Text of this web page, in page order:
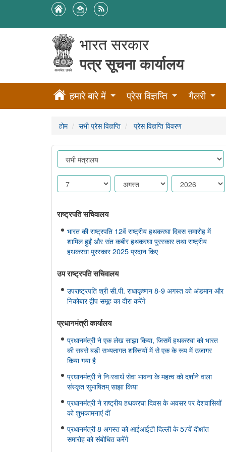
भारत सरकार
पत्र सूचना कार्यालय
हमारे बारे में प्रेस विज्ञप्ति गैलरी
होम सभी प्रेस विज्ञप्ति प्रेस विज्ञप्ति विवरण
राष्ट्रपति सचिवालय
भारत की राष्ट्रपति 12वें राष्ट्रीय हथकरघा दिवस समारोह में
शामिल हुईं और संत कबीर हथकरघा पुरस्कार तथा राष्ट्रीय
हथकरघा पुरस्कार 2025 प्रदान किए
उप राष्ट्रपति सचिवालय
उपराष्ट्रपति श्री सी.पी. राधाकृष्णन 8-9 अगस्त को अंडमान और
निकोबार द्वीप समूह का दौरा करेंगे
प्रधानमंत्री कार्यालय
प्रधानमंत्री ने एक लेख साझा किया, जिसमें हथकरघा को भारत
की सबसे बड़ी सभ्यतागत शक्तियों में से एक के रूप में उजागर
किया गया है
प्रधानमंत्री ने निःस्वार्थ सेवा भावना के महत्व को दर्शाने वाला
संस्कृत सुभाषितम् साझा किया
प्रधानमंत्री ने राष्ट्रीय हथकरघा दिवस के अवसर पर देशवासियों
को शुभकामनाएं दीं
प्रधानमंत्री 8 अगस्त को आईआईटी दिल्ली के 57वें दीक्षांत
समारोह को संबोधित करेंगे